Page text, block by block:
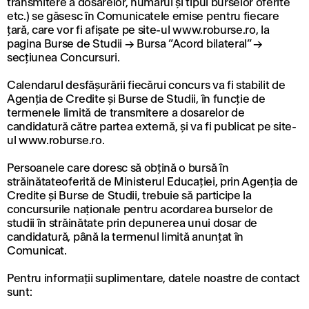
transmitere a dosarelor, numărul și tipul burselor oferite
etc.) se găsesc în Comunicatele emise pentru fiecare
țară, care vor fi afișate pe site-ul www.roburse.ro, la
pagina Burse de Studii → Bursa ”Acord bilateral” →
secțiunea Concursuri.
Calendarul desfășurării fiecărui concurs va fi stabilit de
Agenția de Credite și Burse de Studii, în funcție de
termenele limită de transmitere a dosarelor de
candidatură către partea externă, și va fi publicat pe site-
ul www.roburse.ro.
Persoanele care doresc să obțină o bursă în
străinătateoferită de Ministerul Educației, prin Agenția de
Credite și Burse de Studii, trebuie să participe la
concursurile naționale pentru acordarea burselor de
studii în străinătate prin depunerea unui dosar de
candidatură, până la termenul limită anunțat în
Comunicat.
Pentru informații suplimentare, datele noastre de contact
sunt: